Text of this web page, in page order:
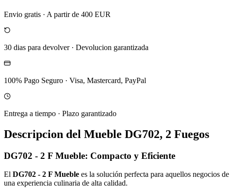
Envio gratis · A partir de 400 EUR
30 dias para devolver· Devolucion garantizada
100% Pago Seguro · Visa, Mastercard, PayPal
Entrega a tiempo · Plazo garantizado
Descripcion del Mueble DG702, 2 Fuegos
DG702 - 2 F Mueble: Compacto y Eficiente
El DG702 - 2 F Mueble es la solución perfecta para aquellos negocios
una experiencia culinaria de alta calidad.